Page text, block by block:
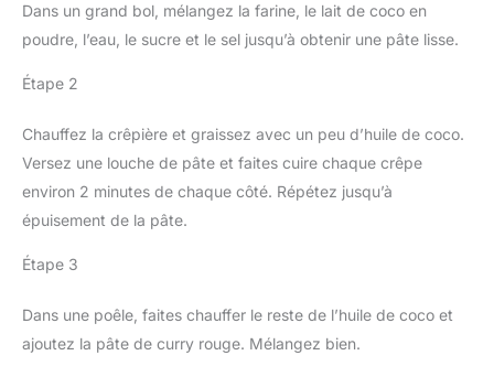
Dans un grand bol, mélangez la farine, le lait de coco en
poudre, l’eau, le sucre et le sel jusqu’à obtenir une pâte lisse.
Étape 2
Chauffez la crêpière et graissez avec un peu d’huile de coco.
Versez une louche de pâte et faites cuire chaque crêpe
environ 2 minutes de chaque côté. Répétez jusqu’à
épuisement de la pâte.
Étape 3
Dans une poêle, faites chauffer le reste de l’huile de coco et
ajoutez la pâte de curry rouge. Mélangez bien.